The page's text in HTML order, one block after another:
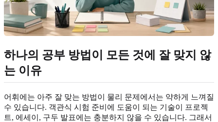
하나의 공부 방법이 모든 것에 잘 맞지 않
는 이유
어휘에는 아주 잘 맞는 방법이 물리 문제에서는 약하게 느껴질
수 있습니다. 객관식 시험 준비에 도움이 되는 기술이 프로젝
트, 에세이, 구두 발표에는 충분하지 않을 수 있습니다. 그래서